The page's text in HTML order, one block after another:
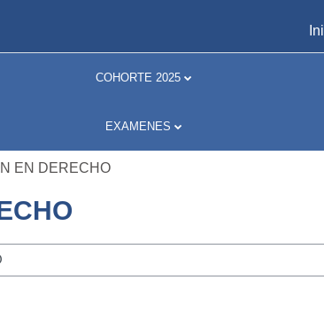
COHORTE 2025
EXAMENES
EN DERECHO